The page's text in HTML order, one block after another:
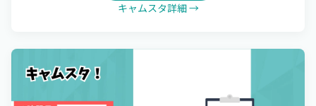
キャムスタ詳細 →